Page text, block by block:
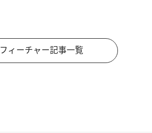
フィーチャー記事一覧